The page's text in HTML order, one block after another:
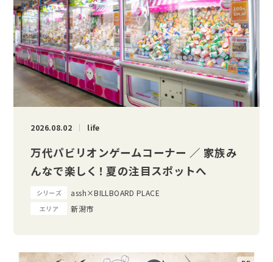
2026.08.02 life
万代パビリオンゲームコーナー ／ 家族み
んなで楽しく！ 夏の注目スポットへ
シリーズ assh×BILLBOARD PLACE
エリア 新潟市